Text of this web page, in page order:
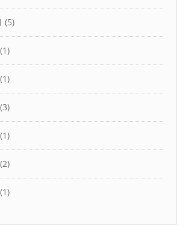
(5)
(1)
(1)
(3)
(1)
(2)
(1)